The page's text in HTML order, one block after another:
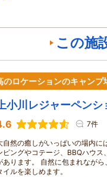
この施
ロケーションのキャンプ
小川レジャーペンシ
7件
自然の癒しがいっぱいの場内に
ピングやコテージ、BBQハウ
あります。 自然に包まれなが
イルを楽しめます。